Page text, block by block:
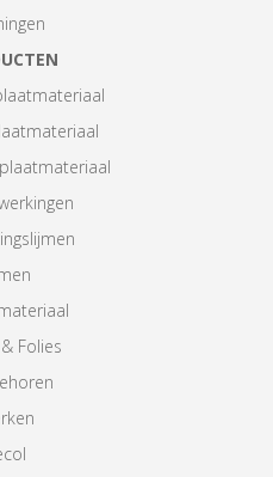
Folies